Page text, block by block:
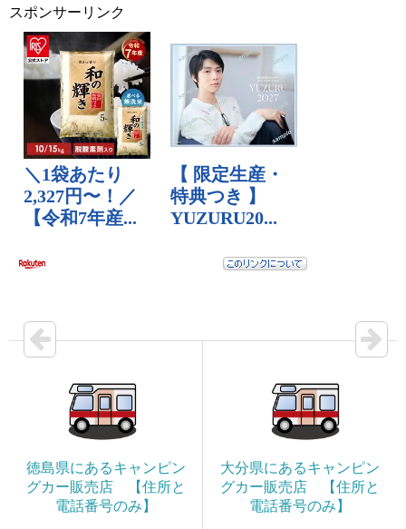
スポンサーリンク
徳島県にあるキャンピン
グカー販売店 【住所と
電話番号のみ】
大分県にあるキャンピン
グカー販売店 【住所と
電話番号のみ】